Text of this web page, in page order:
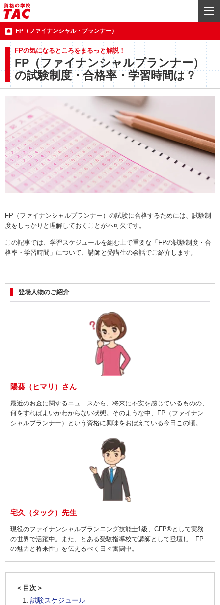
FP（ファイナンシャル・プランナー）
FPの気になるところをまるっと解説！
FP（ファイナンシャルプランナー）
の試験制度・合格率・学習時間は？
FP（ファイナンシャルプランナー）の試験に合格するためには、試験制
度をしっかりと理解しておくことが不可欠です。
この記事では、学習スケジュールを組む上で重要な「FPの試験制度・合
格率・学習時間」について、講師と受講生の会話でご紹介します。
登場人物のご紹介
陽葵（ヒマリ）さん
最近のお金に関するニュースから、将来に不安を感じているものの、
何をすればよいかわからない状態。そのような中、FP（ファイナン
シャルプランナー）という資格に興味をおぼえている今日この頃。
宅久（タック）先生
現役のファイナンシャルプランニング技能士1級、CFP®として実務
の世界で活躍中。また、とある受験指導校で講師として登壇し「FP
の魅力と将来性」を伝えるべく日々奮闘中。
＜目次＞
試験スケジュール